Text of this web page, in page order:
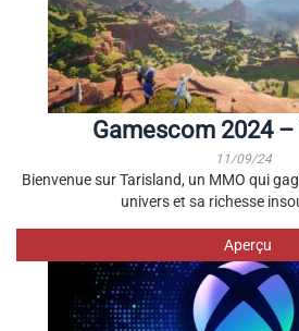
Gamescom 2024 –
11/09/24
Bienvenue sur Tarisland, un MMO qui
univers et sa richesse
Aperçu